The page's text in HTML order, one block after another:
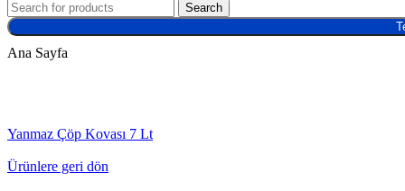
Search
Ana Sayfa
Yanmaz Çöp Kovası 7 Lt
Ürünlere geri dön